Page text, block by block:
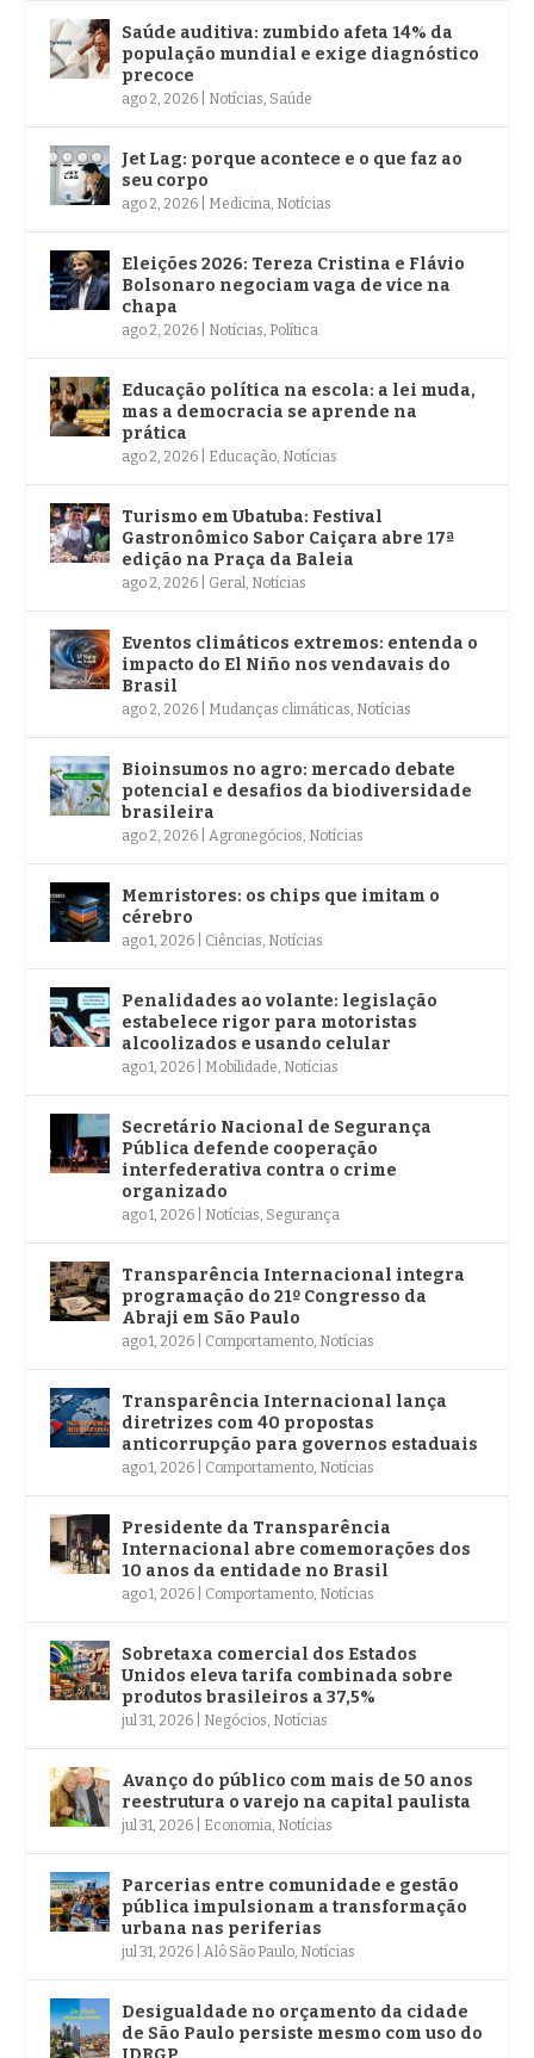
Saúde auditiva: zumbido afeta 14% da
população mundial e exige diagnóstico
precoce
ago 2, 2026 Notícias Saúde
Jet Lag: porque acontece e o que faz ao
seu corpo
ago 2, 2026 Medicina Notícias
Eleições 2026: Tereza Cristina e Flávio
Bolsonaro negociam vaga de vice na
chapa
ago 2, 2026 Notícias Política
Educação política na escola: a lei muda,
mas a democracia se aprende na
prática
ago 2, 2026 Educação Notícias
Turismo em Ubatuba: Festival
Gastronômico Sabor Caiçara abre 17ª
edição na Praça da Baleia
ago 2, 2026 Geral Notícias
Eventos climáticos extremos: entenda o
impacto do El Niño nos vendavais do
Brasil
ago 2, 2026 Mudanças climáticas Notícias
Bioinsumos no agro: mercado debate
potencial e desafios da biodiversidade
brasileira
ago 2, 2026 Agronegócios Notícias
Memristores: os chips que imitam o
cérebro
ago 1, 2026 Ciências Notícias
Penalidades ao volante: legislação
estabelece rigor para motoristas
alcoolizados e usando celular
ago 1, 2026 Mobilidade Notícias
Secretário Nacional de Segurança
Pública defende cooperação
interfederativa contra o crime
organizado
ago 1, 2026 Notícias Segurança
Transparência Internacional integra
programação do 21º Congresso da
Abraji em São Paulo
ago 1, 2026 Comportamento Notícias
Transparência Internacional lança
diretrizes com 40 propostas
anticorrupção para governos estaduais
ago 1, 2026 Comportamento Notícias
Presidente da Transparência
Internacional abre comemorações dos
10 anos da entidade no Brasil
ago 1, 2026 Comportamento Notícias
Sobretaxa comercial dos Estados
Unidos eleva tarifa combinada sobre
produtos brasileiros a 37,5%
jul 31, 2026 Negócios Notícias
Avanço do público com mais de 50 anos
reestrutura o varejo na capital paulista
jul 31, 2026 Economia Notícias
Parcerias entre comunidade e gestão
pública impulsionam a transformação
urbana nas periferias
jul 31, 2026 Alô São Paulo Notícias
Desigualdade no orçamento da cidade
de São Paulo persiste mesmo com uso do